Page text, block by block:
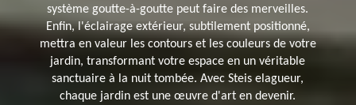
système goutte-à-goutte peut faire des merveilles.
Enfin, l'éclairage extérieur, subtilement positionné,
mettra en valeur les contours et les couleurs de votre
jardin, transformant votre espace en un véritable
sanctuaire à la nuit tombée. Avec Steis elagueur,
chaque jardin est une œuvre d'art en devenir.